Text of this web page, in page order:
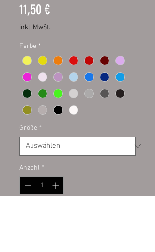
11,50 €Preis
inkl. MwSt.
Farbe *
Größe *
Anzahl *